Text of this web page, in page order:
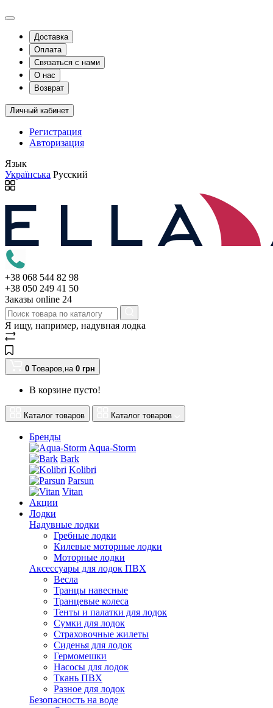
Доставка
Оплата
Связаться с нами
О нас
Возврат
Личный кабинет
Регистрация
Авторизация
Язык
Українська Русский
+38 068 544 82 98
+38 050 249 41 50
Заказы оnline 24
Я ищу, например, надувная лодка
0 Tоваров,на 0 грн
В корзине пусто!
Каталог товаров Каталог товаров
Бренды
Aqua-Storm
Bark
Kolibri
Parsun
Vitan
Акции
Лодки
Надувные лодки
Гребные лодки
Килевые моторные лодки
Моторные лодки
Аксессуары для лодок ПВХ
Весла
Транцы навесные
Транцевые колеса
Тенты и палатки для лодок
Сумки для лодок
Страховочные жилеты
Сиденья для лодок
Гермомешки
Насосы для лодок
Ткань ПВХ
Разное для лодок
Безопасность на воде